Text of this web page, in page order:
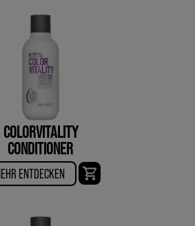
COLORVITALITY
CONDITIONER
ENTDECKEN